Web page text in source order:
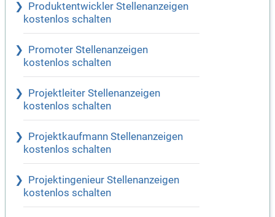
Produktentwickler Stellenanzeigen
kostenlos schalten
Promoter Stellenanzeigen
kostenlos schalten
Projektleiter Stellenanzeigen
kostenlos schalten
Projektkaufmann Stellenanzeigen
kostenlos schalten
Projektingenieur Stellenanzeigen
kostenlos schalten